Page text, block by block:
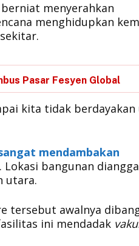
berniat menyerahkan
menghidupkan
Pasar Fesyen Global
kita tidak
mendambakan
bangunan
utara.
tersebut awalnya
ini mendadak